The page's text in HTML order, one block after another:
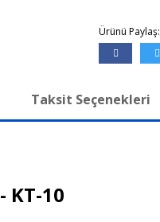
Ürünü Paylaş:
Taksit Seçenekleri
KT-10